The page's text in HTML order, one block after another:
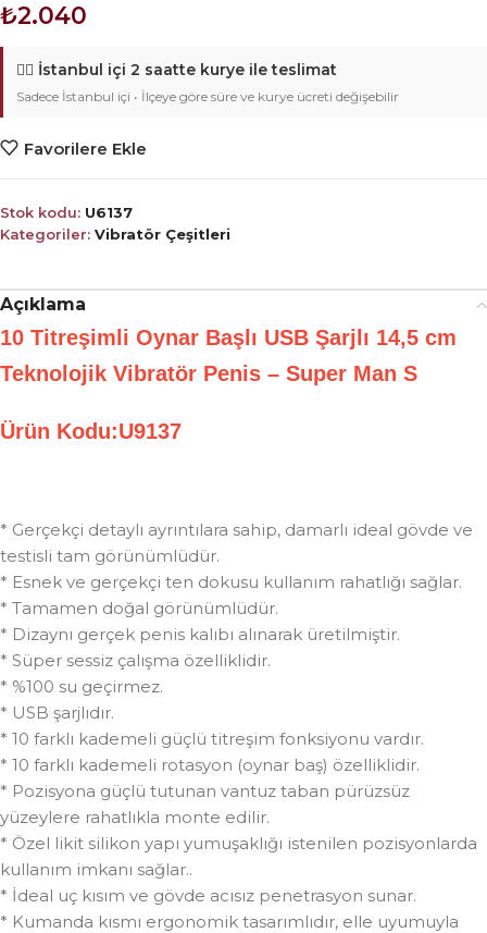
₺2.040
🚴‍♂️ İstanbul içi 2 saatte kurye ile teslimat
Sadece İstanbul içi • İlçeye göre süre ve kurye ücreti değişebilir
Favorilere Ekle
Stok kodu: U6137
Kategoriler: Vibratör Çeşitleri
Açıklama
10 Titreşimli Oynar Başlı USB Şarjlı 14,5 cm
Teknolojik Vibratör Penis – Super Man S
Ürün Kodu:U9137
* Gerçekçi detaylı ayrıntılara sahip, damarlı ideal gövde ve
testisli tam görünümlüdür.
* Esnek ve gerçekçi ten dokusu kullanım rahatlığı sağlar.
* Tamamen doğal görünümlüdür.
* Dizaynı gerçek penis kalıbı alınarak üretilmiştir.
* Süper sessiz çalışma özelliklidir.
* %100 su geçirmez.
* USB şarjlıdır.
* 10 farklı kademeli güçlü titreşim fonksiyonu vardır.
* 10 farklı kademeli rotasyon (oynar baş) özelliklidir.
* Pozisyona güçlü tutunan vantuz taban pürüzsüz
yüzeylere rahatlıkla monte edilir.
* Özel likit silikon yapı yumuşaklığı istenilen pozisyonlarda
kullanım imkanı sağlar..
* İdeal uç kısım ve gövde acısız penetrasyon sunar.
* Kumanda kısmı ergonomik tasarımlıdır, elle uyumuyla